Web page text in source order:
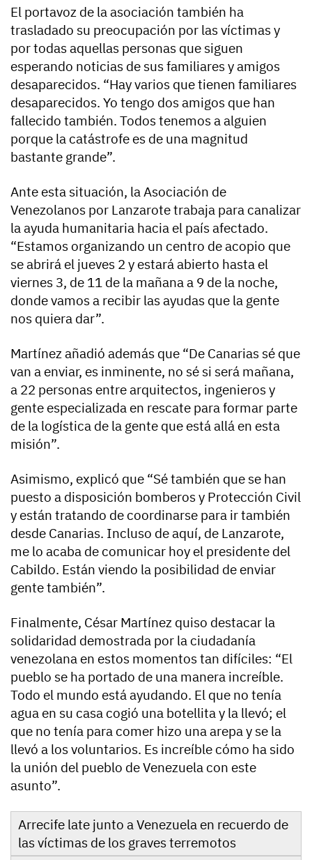
El portavoz de la asociación también ha
trasladado su preocupación por las víctimas y
por todas aquellas personas que siguen
esperando noticias de sus familiares y amigos
desaparecidos. “Hay varios que tienen familiares
desaparecidos. Yo tengo dos amigos que han
fallecido también. Todos tenemos a alguien
porque la catástrofe es de una magnitud
bastante grande”.
Ante esta situación, la Asociación de
Venezolanos por Lanzarote trabaja para canalizar
la ayuda humanitaria hacia el país afectado.
“Estamos organizando un centro de acopio que
se abrirá el jueves 2 y estará abierto hasta el
viernes 3, de 11 de la mañana a 9 de la noche,
donde vamos a recibir las ayudas que la gente
nos quiera dar”.
Martínez añadió además que “De Canarias sé que
van a enviar, es inminente, no sé si será mañana,
a 22 personas entre arquitectos, ingenieros y
gente especializada en rescate para formar parte
de la logística de la gente que está allá en esta
misión”.
Asimismo, explicó que “Sé también que se han
puesto a disposición bomberos y Protección Civil
y están tratando de coordinarse para ir también
desde Canarias. Incluso de aquí, de Lanzarote,
me lo acaba de comunicar hoy el presidente del
Cabildo. Están viendo la posibilidad de enviar
gente también”.
Finalmente, César Martínez quiso destacar la
solidaridad demostrada por la ciudadanía
venezolana en estos momentos tan difíciles: “El
pueblo se ha portado de una manera increíble.
Todo el mundo está ayudando. El que no tenía
agua en su casa cogió una botellita y la llevó; el
que no tenía para comer hizo una arepa y se la
llevó a los voluntarios. Es increíble cómo ha sido
la unión del pueblo de Venezuela con este
asunto”.
Arrecife late junto a Venezuela en recuerdo de
las víctimas de los graves terremotos